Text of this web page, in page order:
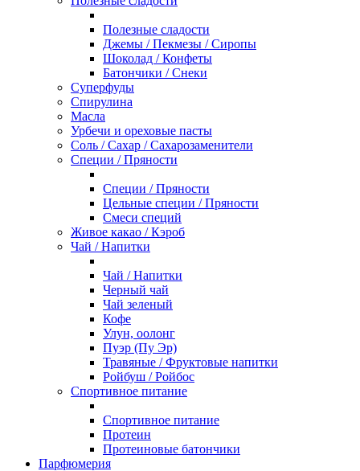
Полезные сладости
Джемы / Пекмезы / Сиропы
Шоколад / Конфеты
Батончики / Снеки
Суперфуды
Спирулина
Масла
Урбечи и ореховые пасты
Соль / Сахар / Сахарозаменители
Специи / Пряности
Специи / Пряности
Цельные специи / Пряности
Смеси специй
Живое какао / Кэроб
Чай / Напитки
Чай / Напитки
Черный чай
Чай зеленый
Кофе
Улун, оолонг
Пуэр (Пу Эр)
Травяные / Фруктовые напитки
Ройбуш / Ройбос
Спортивное питание
Спортивное питание
Протеин
Протеиновые батончики
Парфюмерия